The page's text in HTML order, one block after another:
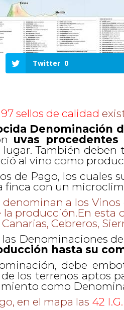
Twitter 0
97 sellos de calidad
Denominación
uvas
También
al vino como
de Pago, los
finca con un
denominan a los
la producción.En esta
Cebreros,
las Denominaciones
hasta su
debe
los terrenos aptos
como
en el mapa las 42